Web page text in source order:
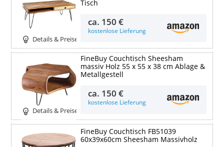
Details & Preise
Tisch
ca. 150 €
kostenlose Lieferung
Details & Preise
FineBuy Couchtisch Sheesham
massiv Holz 55 x 55 x 38 cm Ablage &
Metallgestell
ca. 150 €
kostenlose Lieferung
FineBuy Couchtisch FB51039
60x39x60cm Sheesham Massivholz